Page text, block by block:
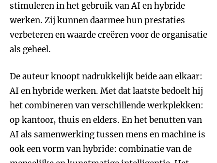
stimuleren in het gebruik van AI en hybride
werken. Zij kunnen daarmee hun prestaties
verbeteren en waarde creëren voor de organisatie
als geheel.
De auteur knoopt nadrukkelijk beide aan elkaar:
AI en hybride werken. Met dat laatste bedoelt hij
het combineren van verschillende werkplekken:
op kantoor, thuis en elders. En het benutten van
AI als samenwerking tussen mens en machine is
ook een vorm van hybride: combinatie van de